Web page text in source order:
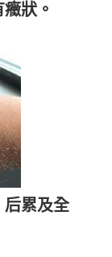
狀。
后累及全